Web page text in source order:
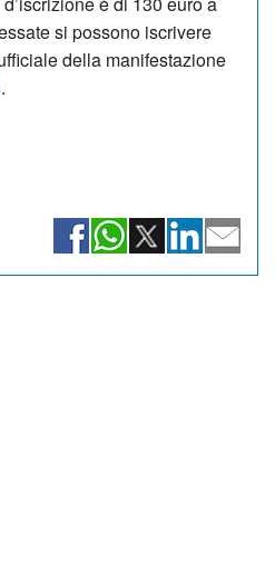
si possono iscrivere
della manifestazione